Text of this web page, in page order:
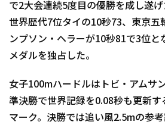
で2大会連続5度目の優勝を成し遂
世界歴代7位タイの10秒73、東京五
ンプソン・ヘラーが10秒81で3位と
メダルを独占した。
女子100mハードルはトビ・アムサ
準決勝で世界記録を0.08秒も更新す
マーク。決勝では追い風2.5mの参